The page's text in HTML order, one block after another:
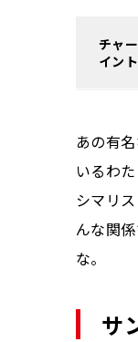
チャ
イント
あの有
いるわ
シマリ
んな関
な。
サ